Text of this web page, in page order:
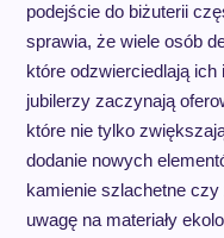
podejście do biżuterii
sprawia, że wiele osób
które odzwierciedlają
jubilerzy zaczynają
które nie tylko
dodanie nowych
kamienie szlachetne
uwagę na materiały